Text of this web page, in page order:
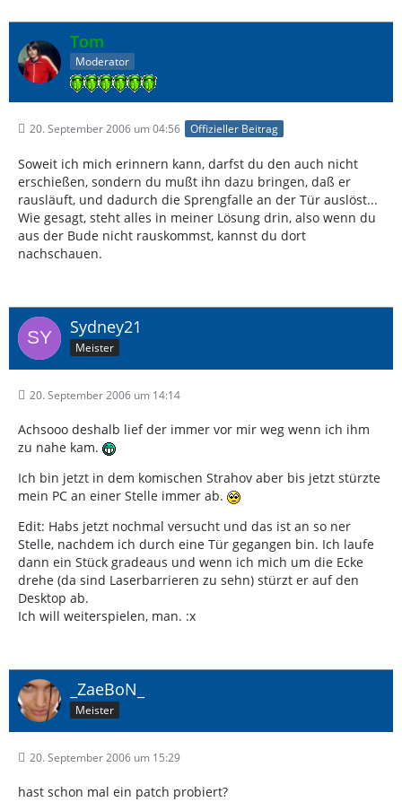
Tom
Moderator
20. September 2006 um 04:56 Offizieller Beitrag
Soweit ich mich erinnern kann, darfst du den auch nicht
erschießen, sondern du mußt ihn dazu bringen, daß er
rausläuft, und dadurch die Sprengfalle an der Tür auslöst...
Wie gesagt, steht alles in meiner Lösung drin, also wenn du
aus der Bude nicht rauskommst, kannst du dort
nachschauen.
Sydney21
Meister
20. September 2006 um 14:14
Achsooo deshalb lief der immer vor mir weg wenn ich ihm
zu nahe kam.
Ich bin jetzt in dem komischen Strahov aber bis jetzt stürzte
mein PC an einer Stelle immer ab.
Edit: Habs jetzt nochmal versucht und das ist an so ner
Stelle, nachdem ich durch eine Tür gegangen bin. Ich laufe
dann ein Stück gradeaus und wenn ich mich um die Ecke
drehe (da sind Laserbarrieren zu sehn) stürzt er auf den
Desktop ab.
Ich will weiterspielen, man. :x
_ZaeBoN_
Meister
20. September 2006 um 15:29
hast schon mal ein patch probiert?